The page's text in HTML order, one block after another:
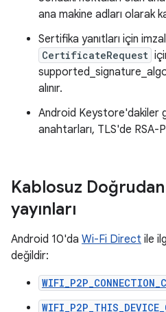
ana makine adları olarak
Sertifika yanıtları için
CertificateRequest
alınır.
Android Keystore'dakiler
anahtarları, TLS'de RSA-
Kablosuz Doğrudan
yayınları
Android 10'da Wi-Fi Direct ile
değildir: